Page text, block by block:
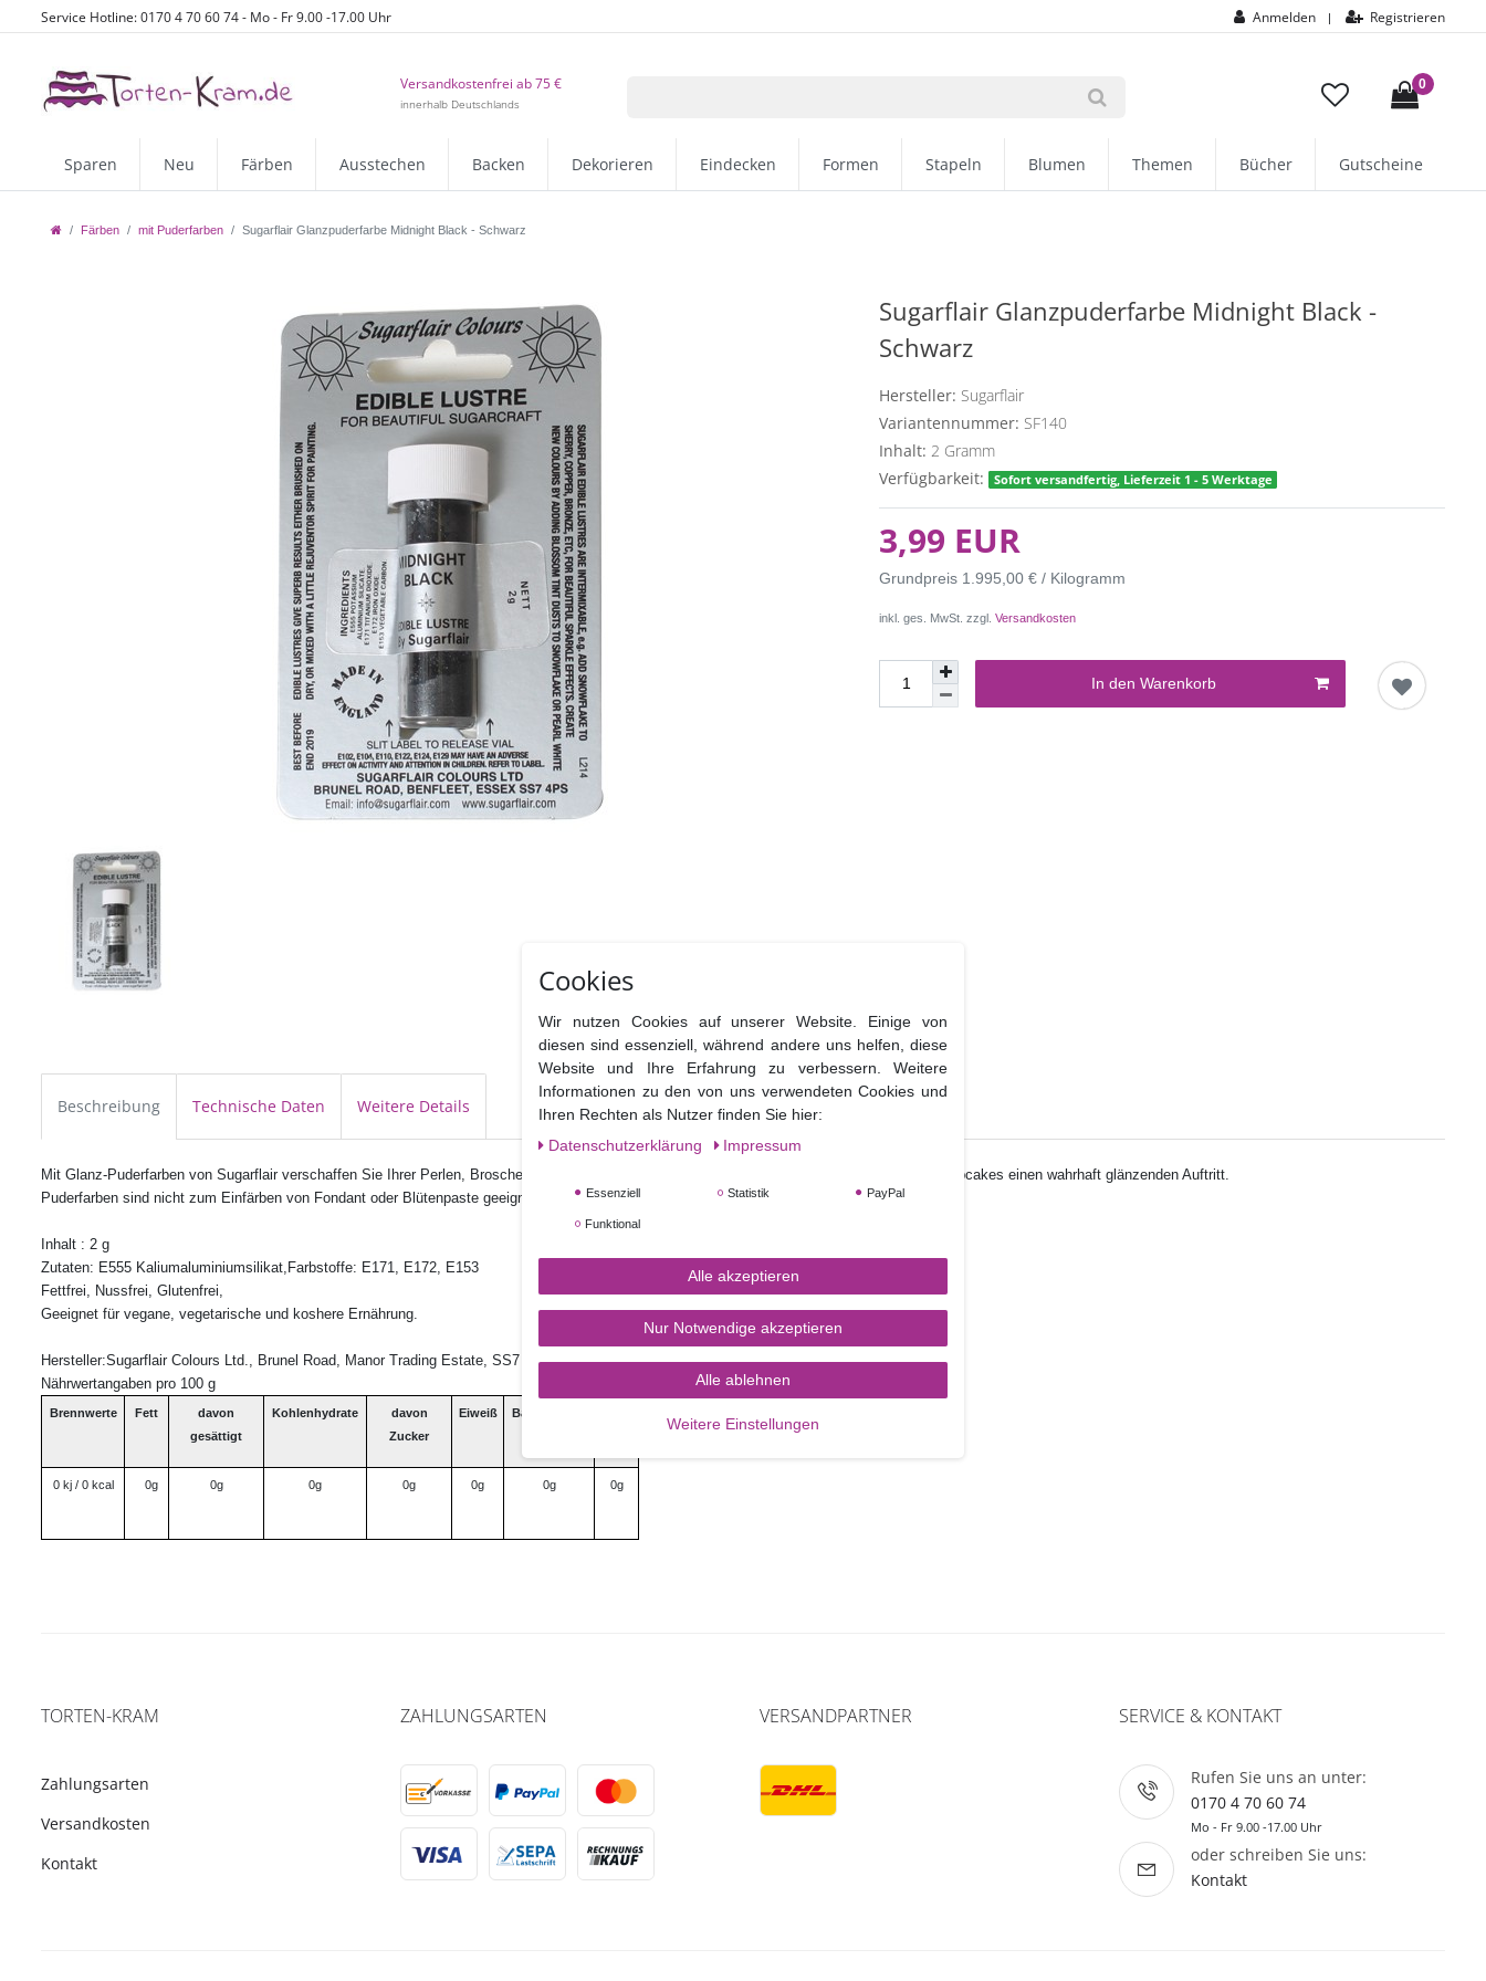
Service Hotline: 0170 4 70 60 74 - Mo - Fr 9.00 -17.00 Uhr Anmelden | Registrieren
Versandkostenfrei ab 75 €
innerhalb Deutschlands
0
Sparen Neu Färben Ausstechen Backen Dekorieren Eindecken Formen Stapeln Blumen Themen Bücher Gutscheine
Färben mit Puderfarben Sugarflair Glanzpuderfarbe Midnight Black - Schwarz
Sugarflair Glanzpuderfarbe Midnight Black -
Schwarz
Hersteller: Sugarflair
Variantennummer: SF140
Inhalt: 2 Gramm
Verfügbarkeit:
Sofort versandfertig, Lieferzeit 1 - 5 Werktage
3,99 EUR
Grundpreis 1.995,00 € / Kilogramm
inkl. ges. MwSt. zzgl.Versandkosten
In den Warenkorb
Beschreibung Technische Daten Weitere Details
Mit Glanz-Puderfarben von Sugarflair verschaffen Sie Ihrer Perlen, Broschen und vielen anderen Dekorationselementen auf Ihren Torten und Cupcakes einen wahrhaft glänzenden Auftritt.
Puderfarben sind nicht zum Einfärben von Fondant oder Blütenpaste geeignet, da sich die Farbpigmente nicht optimal auflösen würden.
Inhalt : 2 g
Zutaten: E555 Kaliumaluminiumsilikat, Farbstoffe: E171, E172, E153
Fettfrei, Nussfrei, Glutenfrei,
Geeignet für vegane, vegetarische und koshere Ernährung.
Hersteller:Sugarflair Colours Ltd., Brunel Road, Manor Trading Estate, SS7 4PS Benfleet Essex, UK
Nährwertangaben pro 100 g
Brennwerte Fett
davon
gesättigt
Kohlenhydrate
davon
Zucker
Eiweiß Ballaststoffe
0 kj / 0 kcal 0g 0g 0g 0g 0g 0g 0g
TORTEN-KRAM
Zahlungsarten
Versandkosten
Kontakt
ZAHLUNGSARTEN VERSANDPARTNER SERVICE & KONTAKT
Rufen Sie uns an unter:
0170 4 70 60 74
Mo - Fr 9.00 -17.00 Uhr
oder schreiben Sie uns:
Kontakt
Cookies
Wir nutzen Cookies auf unserer Website. Einige von
diesen sind essenziell, während andere uns helfen, diese
Website und Ihre Erfahrung zu verbessern. Weitere
Informationen zu den von uns verwendeten Cookies und
Ihren Rechten als Nutzer finden Sie hier:
Daten­schutz­erklärung
Impressum
Essenziell Statistik PayPal
Funktional
Alle akzeptieren
Nur Notwendige akzeptieren
Alle ablehnen
Weitere Einstellungen